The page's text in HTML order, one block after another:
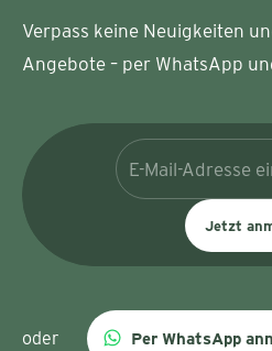
Verpass keine Neuigkeiten
Angebote – per WhatsApp
Jetzt
oder Per WhatsApp